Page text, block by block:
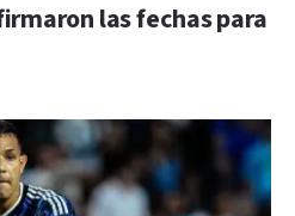
las fechas para